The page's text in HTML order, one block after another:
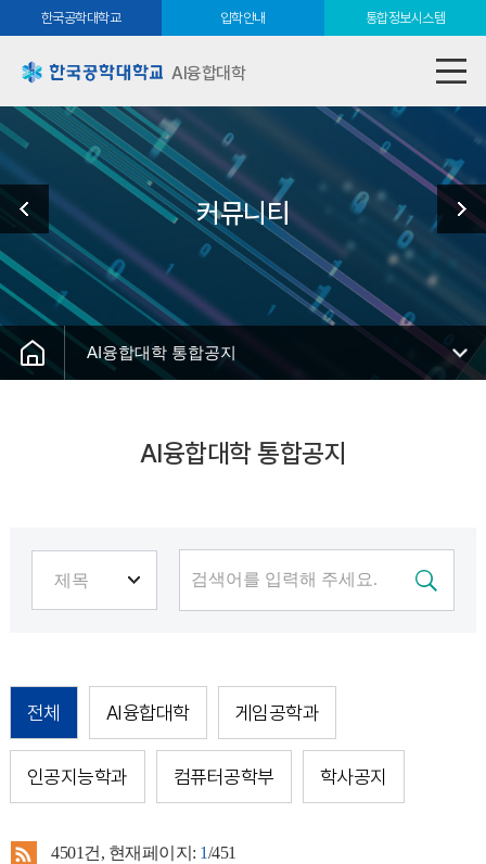
한국공학대학교 입학안내 통합정보시스템
AI융합대학
커뮤니티
AI융합대학 통합공지
AI융합대학 통합공지
전체 AI융합대학 게임공학과
인공지능학과 컴퓨터공학부 학사공지
4501건, 현재페이지: 1/451